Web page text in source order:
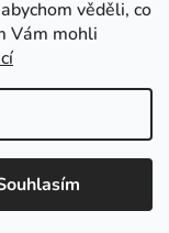
věděli, co
Vám mohli
2026 rozesíláme
KNIHY, POKUD JI
. Všechna práva vyhrazena.